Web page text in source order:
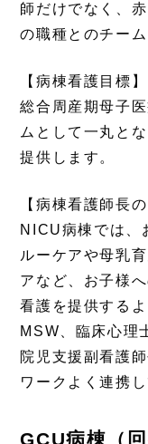
師だけでなく、
の職種とのチー
【病棟看護目標】
総合周産期母子
ムとして一丸と
提供します。
【病棟看護師長
NICU病棟では、
ルーケアや母乳
アなど、お子様
看護を提供する
MSW、臨床心
院児支援副看護
ワークよく連携し
GCU病棟 （